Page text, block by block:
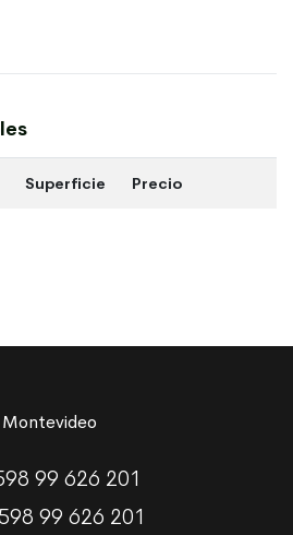
Superficie Precio
Montevideo
99 626 201
99 626 201